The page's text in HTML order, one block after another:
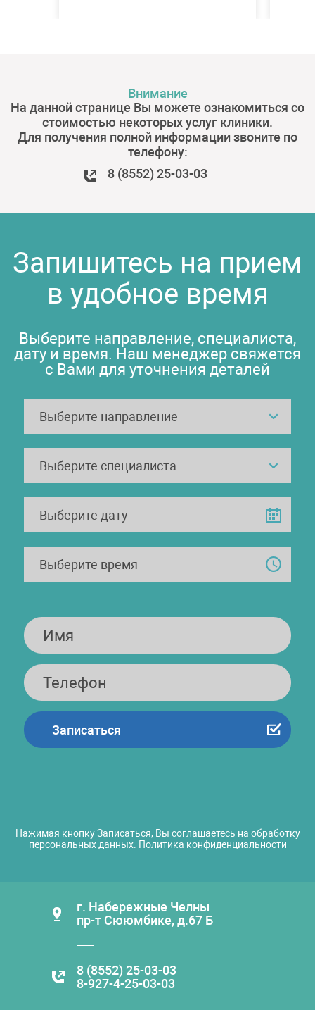
Внимание
На данной странице Вы можете ознакомиться со
стоимостью некоторых услуг клиники.
Для получения полной информации звоните по
телефону:
8 (8552) 25-03-03
Запишитесь на прием
в удобное время
Выберите направление, специалиста,
дату и время. Наш менеджер свяжется
с Вами для уточнения деталей
Нажимая кнопку Записаться, Вы соглашаетесь на обработку
персональных данных. Политика конфиденциальности
г. Набережные Челны
пр-т Сююмбике, д.67 Б
8 (8552) 25-03-03
8-927-4-25-03-03